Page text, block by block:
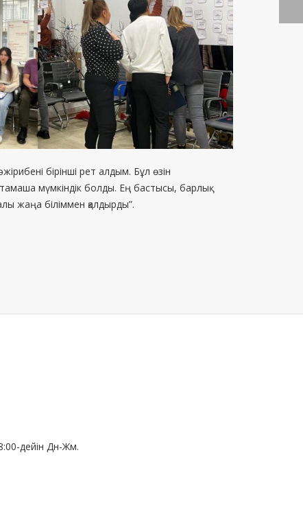
бірінші рет алдым. Бұл өзін
мүмкіндік болды. Ең бастысы, барлық
жаңа біліммен қалдырды”.
дейін Дн-Жм.